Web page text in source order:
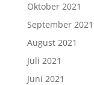
Oktober 2021
September 2021
August 2021
Juli 2021
Juni 2021